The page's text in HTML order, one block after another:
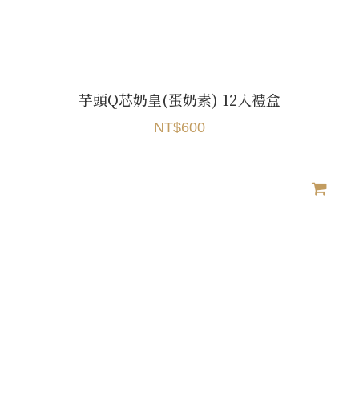
芋頭Q芯奶皇(蛋奶素) 12入禮盒
NT$600